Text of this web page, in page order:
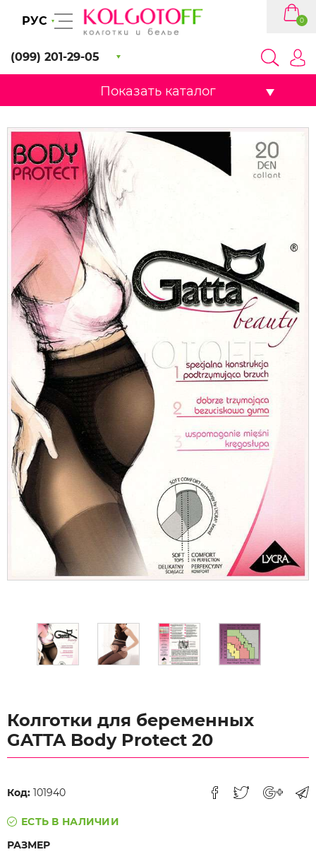
РУС
(099) 201-29-05
0
Показать каталог
Колготки для беременных
GATTA Body Protect 20
Код: 101940
ЕСТЬ В НАЛИЧИИ
РАЗМЕР